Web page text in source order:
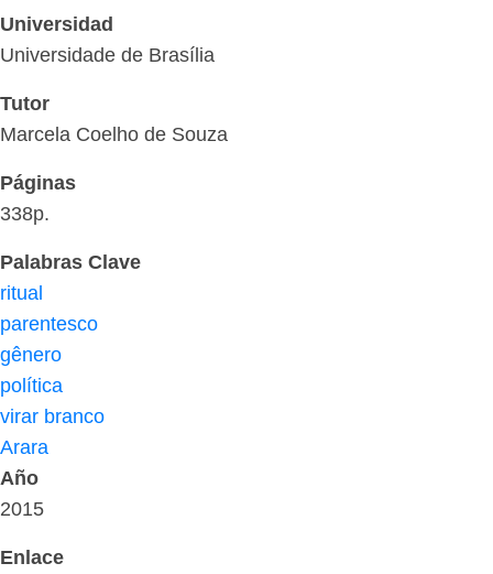
Universidad
Universidade de Brasília
Tutor
Marcela Coelho de Souza
Páginas
338p.
Palabras Clave
ritual
parentesco
gênero
política
virar branco
Arara
Año
2015
Enlace